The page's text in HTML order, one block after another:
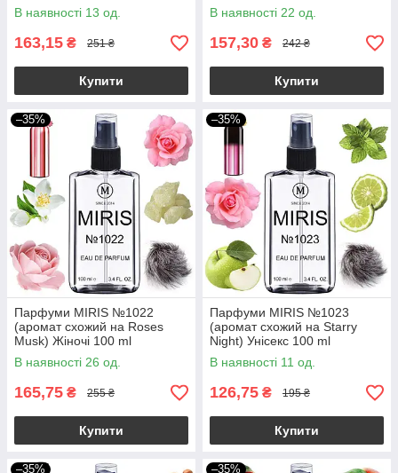
В наявності 13 од.
163,15 ₴ 251 ₴
Купити
В наявності 22 од.
157,30 ₴ 242 ₴
Купити
–35%
Парфуми MIRIS №1022
(аромат схожий на Roses
Musk) Жіночі 100 ml
В наявності 26 од.
165,75 ₴ 255 ₴
Купити
–35%
Парфуми MIRIS №1023
(аромат схожий на Starry
Night) Унісекс 100 ml
В наявності 11 од.
126,75 ₴ 195 ₴
Купити
–35% –35%